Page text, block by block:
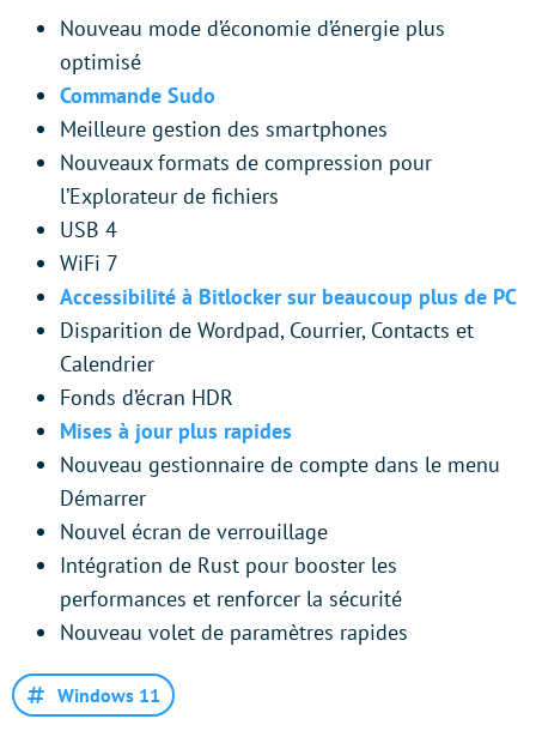
Nouveau mode d’économie d’énergie plus
optimisé
Commande Sudo
Meilleure gestion des smartphones
Nouveaux formats de compression pour
l’Explorateur de fichiers
USB 4
WiFi 7
Accessibilité à Bitlocker sur beaucoup plus de PC
Disparition de Wordpad, Courrier, Contacts et
Calendrier
Fonds d’écran HDR
Mises à jour plus rapides
Nouveau gestionnaire de compte dans le menu
Démarrer
Nouvel écran de verrouillage
Intégration de Rust pour booster les
performances et renforcer la sécurité
Nouveau volet de paramètres rapides
Windows 11